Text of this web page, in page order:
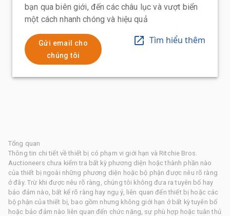
bạn qua biên giới, đến các châu lục và vượt biển
một cách nhanh chóng và hiệu quả
Gửi email cho
chúng tôi
Tìm hiểu thêm
Tổng quan
Thông tin chi tiết về thiết bị có phạm vi giới hạn và Ritchie Bros.
Auctioneers chưa kiểm tra bất kỳ phương diện hoặc thành phần nào
của thiết bị ngoài những phương diện hoặc bộ phận được nêu rõ ràng
ở đây. Trừ khi được nêu rõ ràng, chúng tôi không đưa ra tuyên bố hay
bảo đảm nào, bất kể rõ ràng hay ngụ ý, liên quan đến thiết bị hoặc các
bộ phận của thiết bị, bao gồm nhưng không giới hạn ở bất kỳ tuyên bố
hoặc bảo đảm nào liên quan đến chức năng, sự phù hợp hoặc tuân thủ